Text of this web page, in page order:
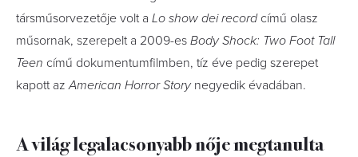
társműsorvezetője volt a Lo show dei recordcímű olasz
műsornak, szerepelt a 2009-es Body Shock: Two Foot Tall
Teen című dokumentumfilmben, tíz éve pedig szerepet
kapott azAmerican Horror Storynegyedik évadában.
A világ legalacsonyabb nője megtanulta